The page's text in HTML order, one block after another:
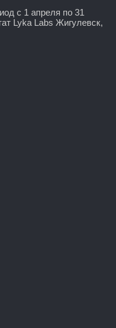
с 1 апреля по 31
Lyka Labs Жигулевск,